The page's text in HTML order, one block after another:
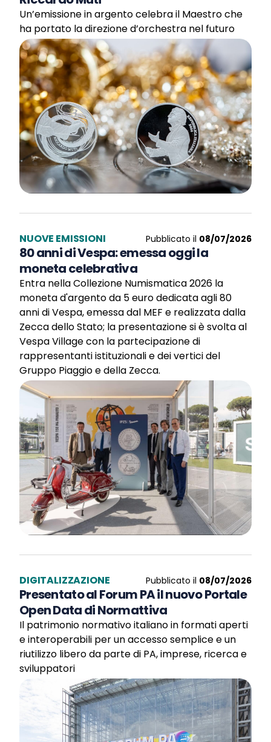
Un’emissione in argento celebra il Maestro che
ha portato la direzione d’orchestra nel futuro
NUOVE EMISSIONI Pubblicato il 08/07/2026
80 anni di Vespa: emessa oggi la
moneta celebrativa
Entra nella Collezione Numismatica 2026 la
moneta d'argento da 5 euro dedicata agli 80
anni di Vespa, emessa dal MEF e realizzata dalla
Zecca dello Stato; la presentazione si è svolta al
Vespa Village con la partecipazione di
rappresentanti istituzionali e dei vertici del
Gruppo Piaggio e della Zecca.
DIGITALIZZAZIONE Pubblicato il 08/07/2026
Presentato al Forum PA il nuovo Portale
Open Data di Normattiva
Il patrimonio normativo italiano in formati aperti
e interoperabili per un accesso semplice e un
riutilizzo libero da parte di PA, imprese, ricerca e
sviluppatori